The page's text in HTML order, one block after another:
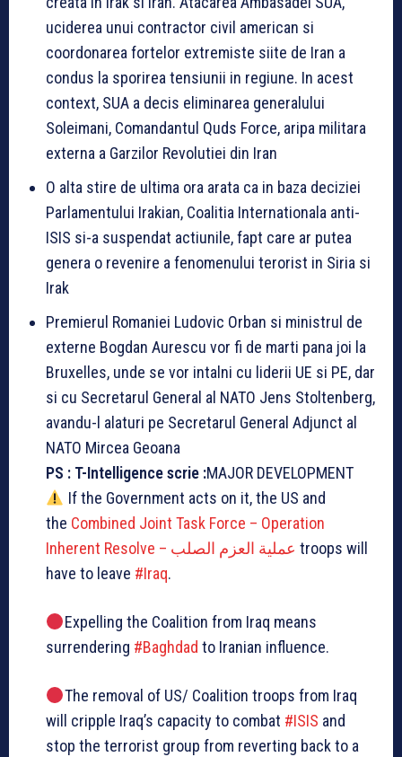
uciderea unui contractor civil american si
coordonarea fortelor extremiste siite de Iran a
condus la sporirea tensiunii in regiune. In acest
context, SUA a decis eliminarea generalului
Soleimani, Comandantul Quds Force, aripa militara
externa a Garzilor Revolutiei din Iran
O alta stire de ultima ora arata ca in baza deciziei
Parlamentului Irakian, Coalitia Internationala anti-
ISIS si-a suspendat actiunile, fapt care ar putea
genera o revenire a fenomenului terorist in Siria si
Irak
Premierul Romaniei Ludovic Orban si ministrul de
externe Bogdan Aurescu vor fi de marti pana joi la
Bruxelles, unde se vor intalni cu liderii UE si PE, dar
si cu Secretarul General al NATO Jens Stoltenberg,
avandu-l alaturi pe Secretarul General Adjunct al
NATO Mircea Geoana
PS : T-Intelligence scrie :MAJOR DEVELOPMENT
If the Government acts on it, the US and
the Combined Joint Task Force – Operation
Inherent Resolve – عملية العزم الصلب troops will
have to leave #Iraq.
Expelling the Coalition from Iraq means
surrendering #Baghdad to Iranian influence.
The removal of US/ Coalition troops from Iraq
will cripple Iraq’s capacity to combat #ISIS and
stop the terrorist group from reverting back to a